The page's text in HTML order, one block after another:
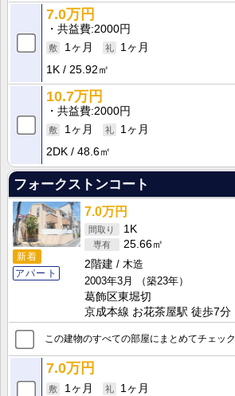
7.0万円
共益費 2000円
1ヶ月
1ヶ月
1K
25.92㎡
10.7万円
共益費 2000円
1ヶ月
1ヶ月
2DK
48.6㎡
フォークストンコート
新着
アパート
7.0万円
1K
25.66㎡
2階建
木造
2003年3月
（築23年）
葛飾区東堀切
京成本線 お花茶屋駅 徒歩7分
この建物のすべての部屋にまとめてチェック
7.0万円
1ヶ月
1ヶ月